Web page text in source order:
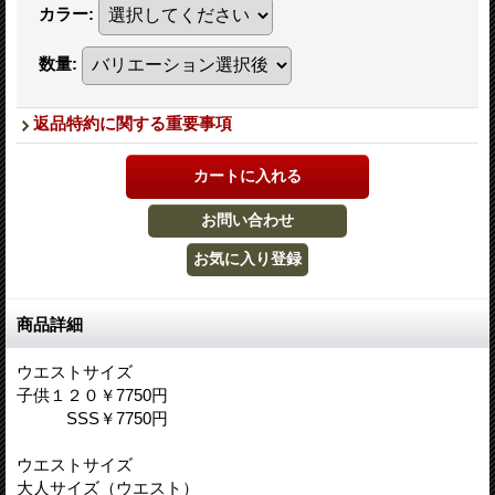
カラー:
数量:
返品特約に関する重要事項
商品詳細
ウエストサイズ
子供１２０￥7750円
SSS￥7750円
ウエストサイズ
大人サイズ（ウエスト）